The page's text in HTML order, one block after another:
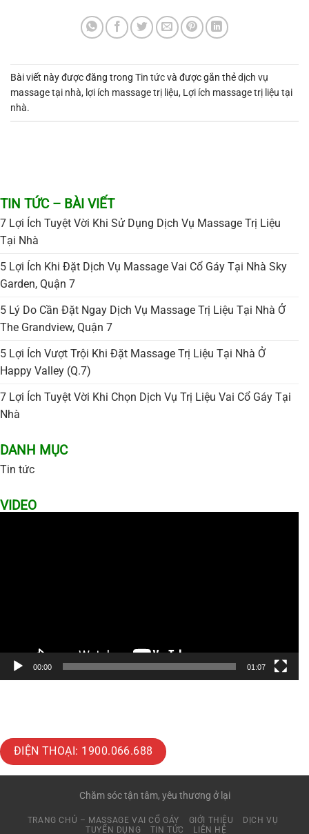
Bài viết này được đăng trong Tin tứcvà được gắn thẻdịch vụ
massage tại nhà, lợi ích massage trị liệu, Lợi ích massage trị liệu tại
nhà.
TIN TỨC – BÀI VIẾT
7 Lợi Ích Tuyệt Vời Khi Sử Dụng Dịch Vụ Massage Trị Liệu
Tại Nhà
5 Lợi Ích Khi Đặt Dịch Vụ Massage Vai Cổ Gáy Tại Nhà Sky
Garden, Quận 7
5 Lý Do Cần Đặt Ngay Dịch Vụ Massage Trị Liệu Tại Nhà Ở
The Grandview, Quận 7
5 Lợi Ích Vượt Trội Khi Đặt Massage Trị Liệu Tại Nhà Ở
Happy Valley (Q.7)
7 Lợi Ích Tuyệt Vời Khi Chọn Dịch Vụ Trị Liệu Vai Cổ Gáy Tại
Nhà
DANH MỤC
Tin tức
VIDEO
00:00 01:07
ĐIỆN THOẠI: 1900.066.688
Chăm sóc tận tâm, yêu thương ở lại
TRANG CHỦ – MASSAGE VAI CỔ GÁY GIỚI THIỆU
DỊCH VỤ
TUYỂN DỤNG
TIN TỨC LIÊN HỆ